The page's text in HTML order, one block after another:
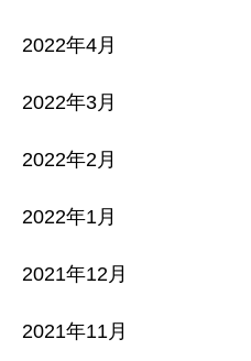
2022年4月
2022年3月
2022年2月
2022年1月
2021年12月
2021年11月